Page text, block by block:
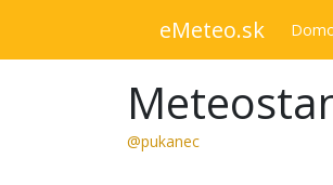
eMeteo.sk
@pukanec